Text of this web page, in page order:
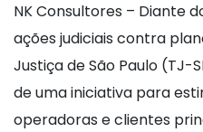
NK Consultores – Diante
ações judiciais contra
Justiça de São Paulo
de uma iniciativa para
operadoras e clientes